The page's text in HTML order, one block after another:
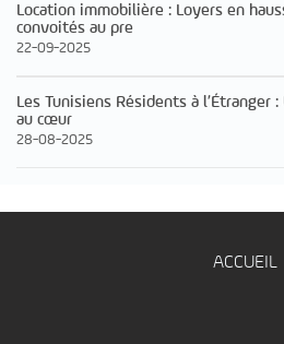
Location immobilière : Loyers en
convoités au pre
22-09-2025
Les Tunisiens Résidents à l’Étranger
au cœur
28-08-2025
ACCUEIL